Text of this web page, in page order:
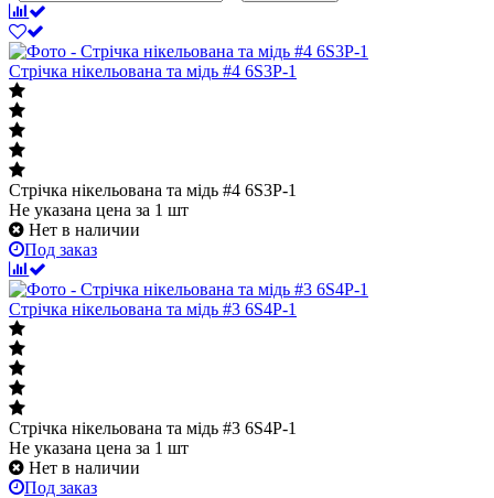
Стрічка нікельована та мідь #4 6S3P-1
Стрічка нікельована та мідь #4 6S3P-1
Не указана цена за 1 шт
Нет в наличии
Под заказ
Стрічка нікельована та мідь #3 6S4P-1
Стрічка нікельована та мідь #3 6S4P-1
Не указана цена за 1 шт
Нет в наличии
Под заказ